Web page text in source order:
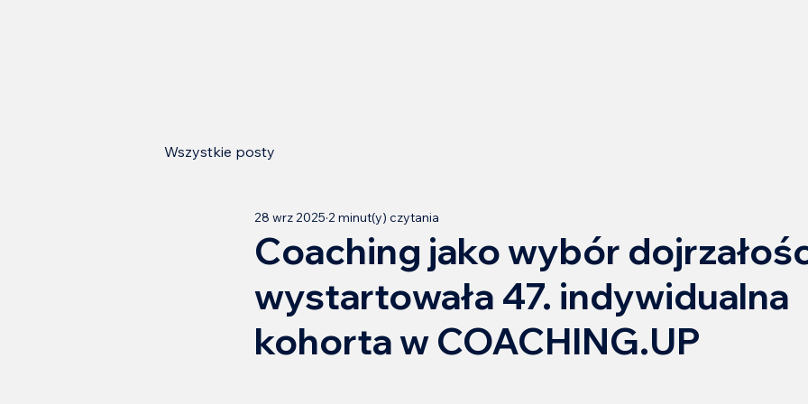
Wszystkie posty
Coaching jako wybór
wystartowała 47. indywidualna
kohorta w COACHING.UP
28 wrz 2025 2 minut(y) czytania